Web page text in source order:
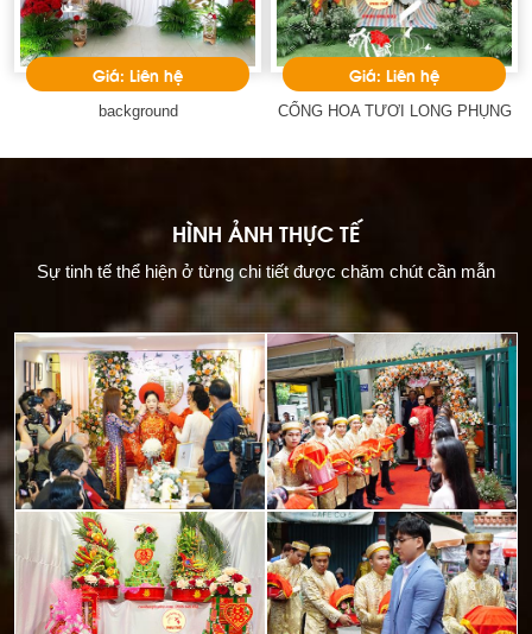
Giá: Liên hệ
background
Giá: Liên hệ
CỔNG HOA TƯƠI LONG PHỤNG
HÌNH ẢNH THỰC TẾ
Sự tinh tế thể hiện ở từng chi tiết được chăm chút cần mẫn